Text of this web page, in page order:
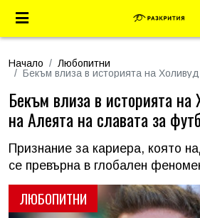
Начало
Любопитни
Бекъм влиза в историята на
ЛЮБОПИТНИ
Бекъм влиза в историята на
на Алеята на славата за
Признание за кариера, която
се превърна в глобален